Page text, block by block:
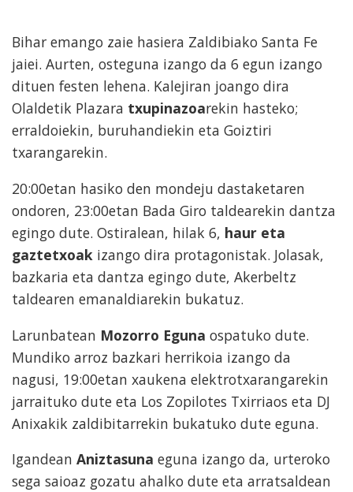
Bihar emango zaie hasiera Zaldibiako Santa Fe
jaiei. Aurten, osteguna izango da 6 egun izango
dituen festen lehena. Kalejiran joango dira
Olaldetik Plazara txupinazoarekin hasteko;
erraldoiekin, buruhandiekin eta Goiztiri
txarangarekin.
20:00etan hasiko den mondeju dastaketaren
ondoren, 23:00etan Bada Giro taldearekin dantza
egingo dute. Ostiralean, hilak 6, haur eta
gaztetxoak izango dira protagonistak. Jolasak,
bazkaria eta dantza egingo dute, Akerbeltz
taldearen emanaldiarekin bukatuz.
Larunbatean Mozorro Eguna ospatuko dute.
Mundiko arroz bazkari herrikoia izango da
nagusi, 19:00etan xaukena elektrotxarangarekin
jarraituko dute eta Los Zopilotes Txirriaos eta DJ
Anixakik zaldibitarrekin bukatuko dute eguna.
Igandean Aniztasuna eguna izango da, urteroko
sega saioaz gozatu ahalko dute eta arratsaldean